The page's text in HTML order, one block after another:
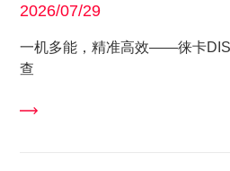
2026/07/29
一机多能，精准高效——徕卡
查